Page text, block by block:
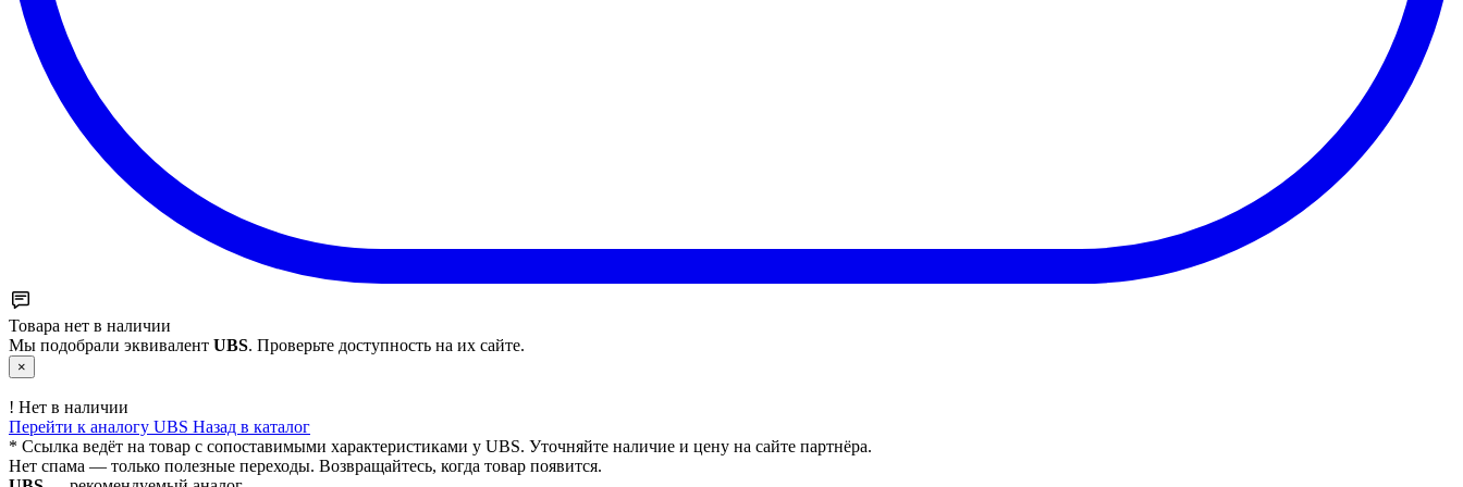
Товара нет в наличии
Мы подобрали эквивалент UBS. Проверьте доступность на их сайте.
×
! Нет в наличии
Перейти к аналогу UBS Назад в каталог
* Ссылка ведёт на товар с сопоставимыми характеристиками у UBS. Уточняйте наличие и цену на сайте партнёра.
Нет спама — только полезные переходы. Возвращайтесь, когда товар появится.